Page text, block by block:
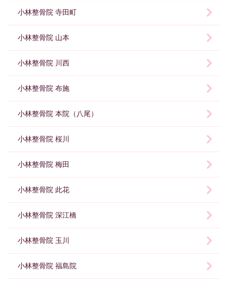
小林整骨院 寺田町
小林整骨院 山本
小林整骨院 川西
小林整骨院 布施
小林整骨院 本院（八尾）
小林整骨院 桜川
小林整骨院 梅田
小林整骨院 此花
小林整骨院 深江橋
小林整骨院 玉川
小林整骨院 福島院